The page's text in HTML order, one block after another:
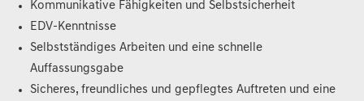
Kommunikative Fähigkeiten und Selbstsicherheit
EDV-Kenntnisse
Selbstständiges Arbeiten und eine schnelle
Auffassungsgabe
Sicheres, freundliches und gepflegtes Auftreten und eine